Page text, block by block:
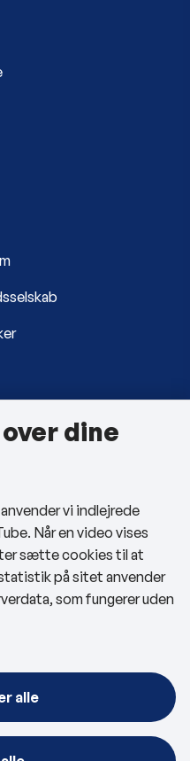
dine
vi indlejrede
Når en video vises
sætte cookies til at
på sitet anvender
som fungerer uden
alle